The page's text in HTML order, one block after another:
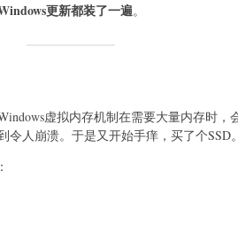
更新都装了一遍。
虚拟内存机制在需要大量内存时，
人崩溃。于是又开始手痒，买了个SSD。